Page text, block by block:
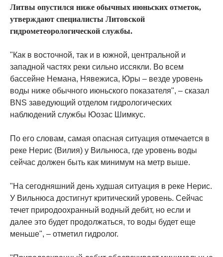
Литвы опустился ниже обычных июньских отметок,
утверждают специалисты Литовской
гидрометеорологической службы.
"Как в восточной, так и в южной, центральной и
западной частях реки сильно иссякли. Во всем
бассейне Немана, Нявежиса, Юры – везде уровень
воды ниже обычного июньского показателя", – сказал
BNS заведующий отделом гидрологических
наблюдений службы Юозас Шимкус.
По его словам, самая опасная ситуация отмечается в
реке Нерис (Вилия) у Вильнюса, где уровень воды
сейчас должен быть как минимум на метр выше.
"На сегодняшний день худшая ситуация в реке Нерис.
У Вильнюса достигнут критический уровень. Сейчас
течет природоохранный водный деби́т, но если и
далее это будет продолжаться, то воды будет еще
меньше", – отметил гидролог.